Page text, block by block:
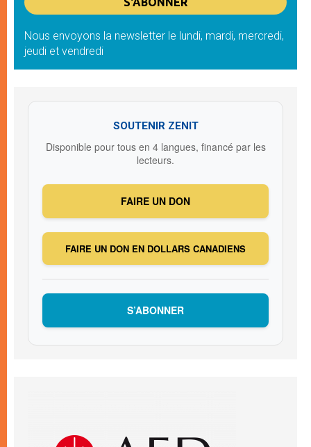
Nous envoyons la newsletter le lundi, mardi, mercredi,
jeudi et vendredi
SOUTENIR ZENIT
Disponible pour tous en 4 langues, financé par les
lecteurs.
FAIRE UN DON
FAIRE UN DON EN DOLLARS CANADIENS
S’ABONNER